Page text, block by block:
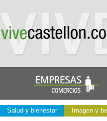
Salud y bienestar Imagen y